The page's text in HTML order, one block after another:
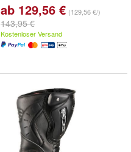
ab 129,56 € (129,56 €/)
143,95 €
Kostenloser Versand